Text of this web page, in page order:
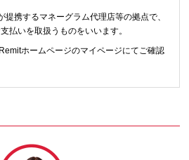
提携するマネーグラム代理店等の拠点で、
払いを取扱うものをいいます。
ホームページのマイページにてご確認